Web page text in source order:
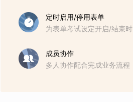
定时启用/停用表单
为表单考试设定开启/结束
成员协作
多人协作配合完成业务流程